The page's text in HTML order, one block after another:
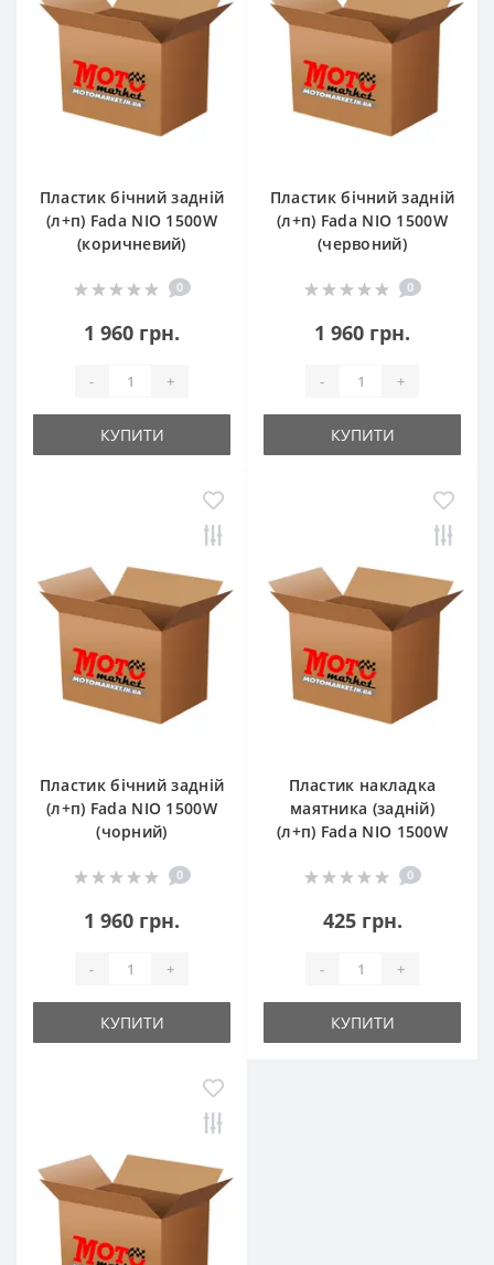
Пластик бічний задній
(л+п) Fada NIO 1500W
(коричневий)
0
1 960 грн.
- +
КУПИТИ
Пластик бічний задній
(л+п) Fada NIO 1500W
(червоний)
0
1 960 грн.
- +
КУПИТИ
Пластик бічний задній
(л+п) Fada NIO 1500W
(чорний)
0
1 960 грн.
- +
КУПИТИ
Пластик накладка
маятника (задній)
(л+п) Fada NIO 1500W
0
425 грн.
- +
КУПИТИ